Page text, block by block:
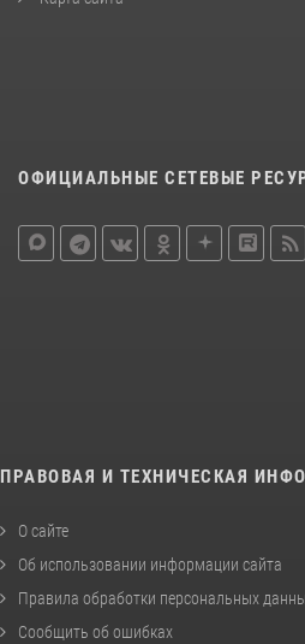
ОФИЦИАЛЬНЫЕ СЕТЕВЫЕ
ПРАВОВАЯ И ТЕХНИЧЕСКАЯ
О сайте
Об использовании информации сайта
Правила обработки персональных
Сообщить об ошибках